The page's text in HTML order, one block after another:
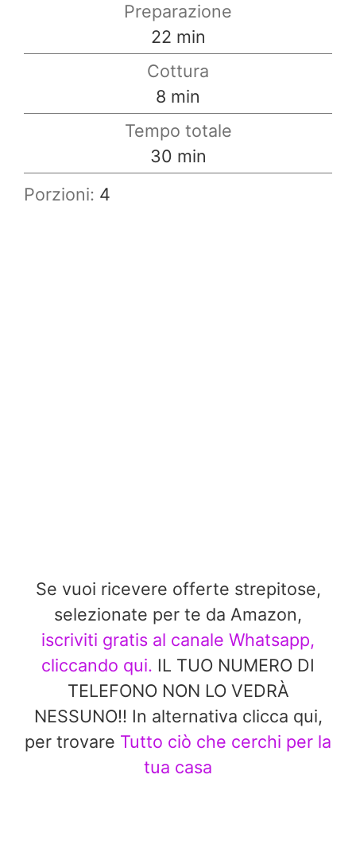
Preparazione
22minuti
min
Cottura
8 minuti
min
Tempo totale
30minuti
min
Porzioni: 4
Se vuoi ricevere offerte strepitose,
selezionate per te da Amazon,
iscriviti gratis al canale Whatsapp,
cliccando qui. IL TUO NUMERO DI
TELEFONO NON LO VEDRÀ
NESSUNO!! In alternativa clicca qui,
per trovare Tutto ciò che cerchi per la
tua casa